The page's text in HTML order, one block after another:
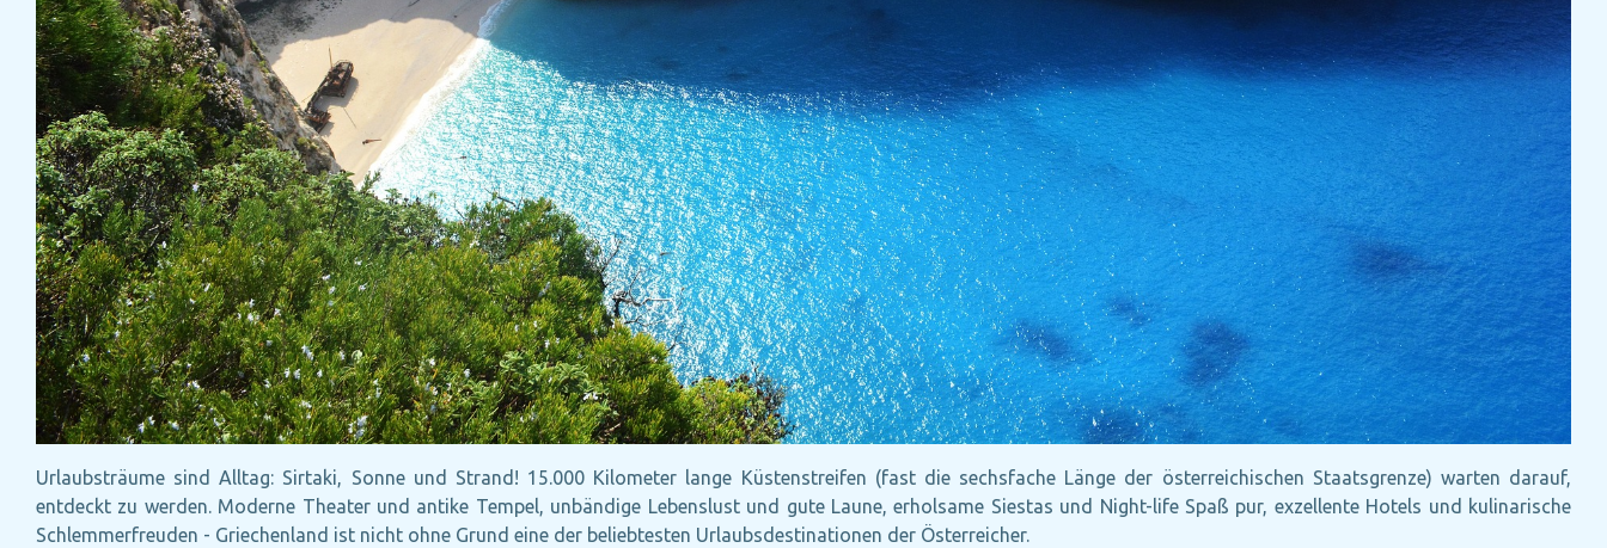
Urlaubsträume sind Alltag: Sirtaki, Sonne und Strand! 15.000 Kilometer lange Küstenstreifen (fast die sechsfache Länge der österreichischen Staatsgrenze) warten darauf,
entdeckt zu werden. Moderne Theater und antike Tempel, unbändige Lebenslust und gute Laune, erholsame Siestas und Night-life Spaß pur, exzellente Hotels und kulinarische
Schlemmerfreuden - Griechenland ist nicht ohne Grund eine der beliebtesten Urlaubsdestinationen der Österreicher.